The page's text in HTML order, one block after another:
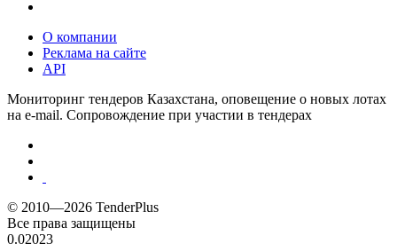
О компании
Реклама на сайте
API
Мониторинг тендеров Казахстана, оповещение о новых лотах
на e-mail. Сопровождение при участии в тендерах
© 2010—2026 TenderPlus
Все права защищены
0.02023